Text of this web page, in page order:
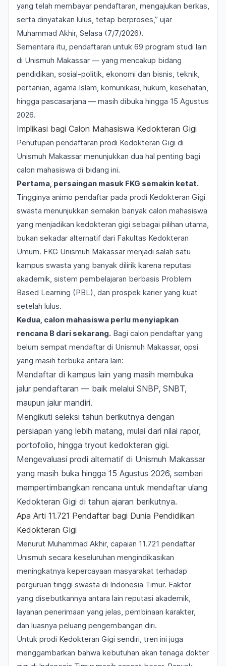
yang telah membayar pendaftaran, mengajukan berkas,
serta dinyatakan lulus, tetap berproses,” ujar
Muhammad Akhir, Selasa (7/7/2026).
Sementara itu, pendaftaran untuk 69 program studi lain
di Unismuh Makassar — yang mencakup bidang
pendidikan, sosial-politik, ekonomi dan bisnis, teknik,
pertanian, agama Islam, komunikasi, hukum, kesehatan,
hingga pascasarjana — masih dibuka hingga 15 Agustus
2026.
Implikasi bagi Calon Mahasiswa Kedokteran Gigi
Penutupan pendaftaran prodi Kedokteran Gigi di
Unismuh Makassar menunjukkan dua hal penting bagi
calon mahasiswa di bidang ini.
Pertama, persaingan masuk FKG semakin ketat.
Tingginya animo pendaftar pada prodi Kedokteran Gigi
swasta menunjukkan semakin banyak calon mahasiswa
yang menjadikan kedokteran gigi sebagai pilihan utama,
bukan sekadar alternatif dari Fakultas Kedokteran
Umum. FKG Unismuh Makassar menjadi salah satu
kampus swasta yang banyak dilirik karena reputasi
akademik, sistem pembelajaran berbasis Problem
Based Learning (PBL), dan prospek karier yang kuat
setelah lulus.
Kedua, calon mahasiswa perlu menyiapkan
rencana B dari sekarang. Bagi calon pendaftar yang
belum sempat mendaftar di Unismuh Makassar, opsi
yang masih terbuka antara lain:
Mendaftar di kampus lain yang masih membuka
jalur pendaftaran — baik melalui SNBP, SNBT,
maupun jalur mandiri.
Mengikuti seleksi tahun berikutnya dengan
persiapan yang lebih matang, mulai dari nilai rapor,
portofolio, hingga tryout kedokteran gigi.
Mengevaluasi prodi alternatif di Unismuh Makassar
yang masih buka hingga 15 Agustus 2026, sembari
mempertimbangkan rencana untuk mendaftar ulang
Kedokteran Gigi di tahun ajaran berikutnya.
Apa Arti 11.721 Pendaftar bagi Dunia Pendidikan
Kedokteran Gigi
Menurut Muhammad Akhir, capaian 11.721 pendaftar
Unismuh secara keseluruhan mengindikasikan
meningkatnya kepercayaan masyarakat terhadap
perguruan tinggi swasta di Indonesia Timur. Faktor
yang disebutkannya antara lain reputasi akademik,
layanan penerimaan yang jelas, pembinaan karakter,
dan luasnya peluang pengembangan diri.
Untuk prodi Kedokteran Gigi sendiri, tren ini juga
menggambarkan bahwa kebutuhan akan tenaga dokter